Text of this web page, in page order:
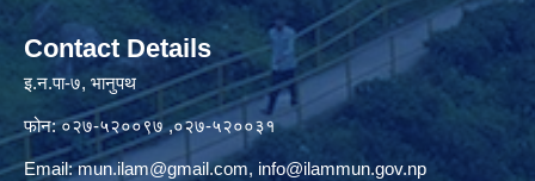
Contact Details
इ.न.पा-७, भानुपथ
फोन: ०२७-५२००९७ ,०२७-५२००३१
Email:mun.ilam@gmail.com, info@ilammun.gov.np